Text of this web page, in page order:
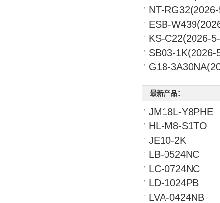
NT-RG32
ESB-W439
KS-C22(2026-
SB03-1K(2026-
G18-3A30NA
最新产品：
JM18L-Y8PHE
HL-M8-S1TO
JE10-2K
LB-0524NC
LC-0724NC
LD-1024PB
LVA-0424NB